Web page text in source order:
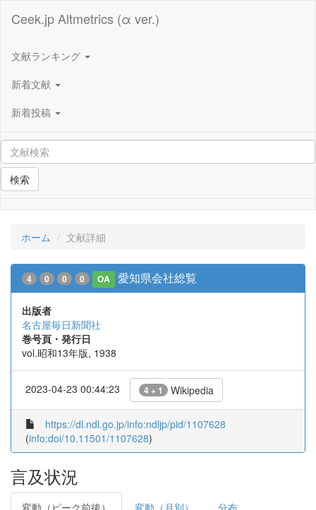
Ceek.jp Altmetrics (α ver.)
文献ランキング
新着文献
新着投稿
検索
ホーム 文献詳細
4 0 0 0 OA 愛知県会社総覧
出版者
名古屋毎日新聞社
巻号頁・発行日
vol.昭和13年版, 1938
2023-04-23 00:44:23 4 + 1 Wikipedia
https://dl.ndl.go.jp/info:ndljp/pid/1107628
(info:doi/10.11501/1107628)
言及状況
変動（ピーク前後） 変動（月別） 分布